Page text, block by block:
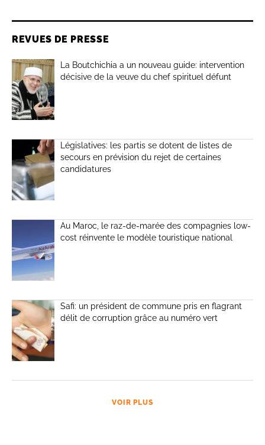
REVUES DE PRESSE
La Boutchichia a un nouveau guide: intervention
décisive de la veuve du chef spirituel défunt
Législatives: les partis se dotent de listes de
secours en prévision du rejet de certaines
candidatures
Au Maroc, le raz-de-marée des compagnies low-
cost réinvente le modèle touristique national
Safi: un président de commune pris en flagrant
délit de corruption grâce au numéro vert
VOIR PLUS